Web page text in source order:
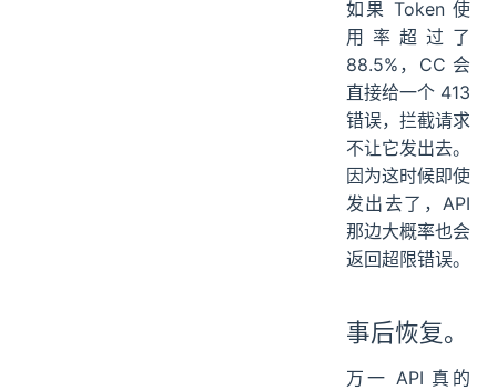
如果 Token 使
用率超过了
88.5%，CC 会
直接给一个 413
错误，拦截请求
不让它发出去。
因为这时候即使
发出去了，API
那边大概率也会
返回超限错误。
事后恢复。
万一 API 真的